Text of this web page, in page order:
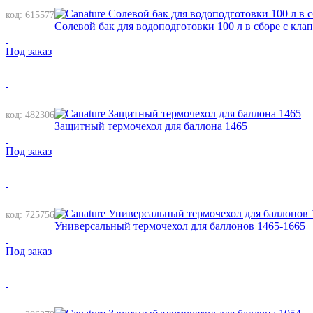
код: 615577
Солевой бак для водоподготовки 100 л в сборе с
Под заказ
код: 482306
Защитный термочехол для баллона 1465
Под заказ
код: 725756
Универсальный термочехол для баллонов 1465-1665
Под заказ